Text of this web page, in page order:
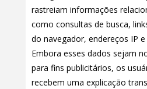
rastreiam informações
como consultas de busca,
do navegador, endereços IP
Embora esses dados sejam
para fins publicitários, os
recebem uma explicação